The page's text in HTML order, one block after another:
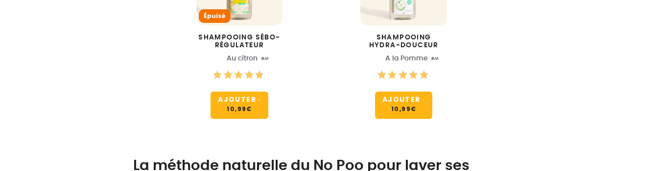
Épuisé
SHAMPOOING SÉBO-
RÉGULATEUR
Au citron BIO
AJOUTER ·
10,99€
SHAMPOOING
HYDRA-DOUCEUR
A la Pomme BIO
AJOUTER ·
10,99€
La méthode naturelle du No Poo pour laver ses